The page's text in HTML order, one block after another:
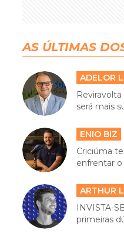
AS ÚLTIMAS
ADELOR
será mais
ENIO BIZ
Criciúma
enfrentar
ARTHUR
INVISTA-
primeiras